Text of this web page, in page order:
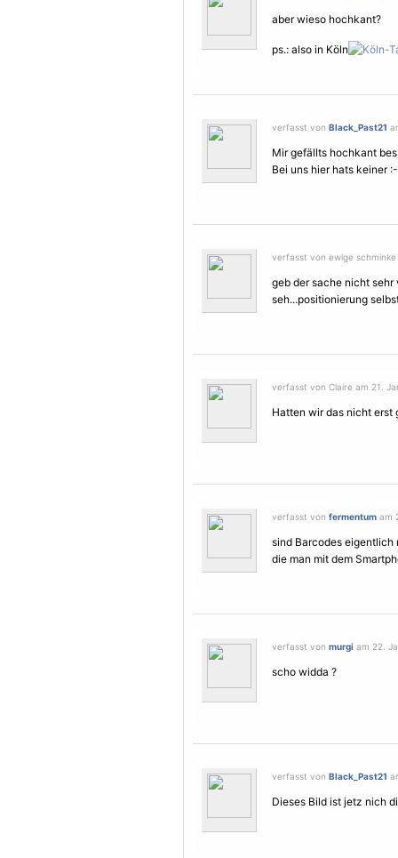
aber wieso hochkant?
ps.: also in Köln
verfasst von Black_Past21
Mir gefällts hochkant
Bei uns hier hats keiner
verfasst von ewige
geb der sache nicht
seh...positionierung
verfasst von Claire am 21.
Hatten wir das nicht erst
verfasst von fermentum am
sind Barcodes
die man mit dem
verfasst von murgi am 22.
scho widda ?
verfasst von Black_Past21
Dieses Bild ist jetz nich